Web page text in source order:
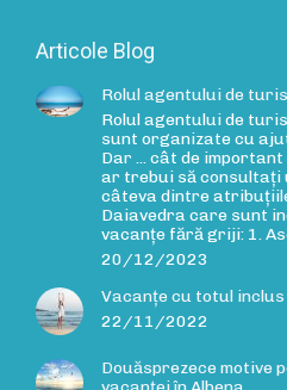
Articole Blog
Rolul agentului de
Rolul agentului de
sunt organizate cu
Dar ... cât de
ar trebui să consultați
câteva dintre
Daiavedra care sunt
vacanțe fără griji: 1.
20/12/2023
Vacanțe cu totul inclus
22/11/2022
Douăsprezece motive